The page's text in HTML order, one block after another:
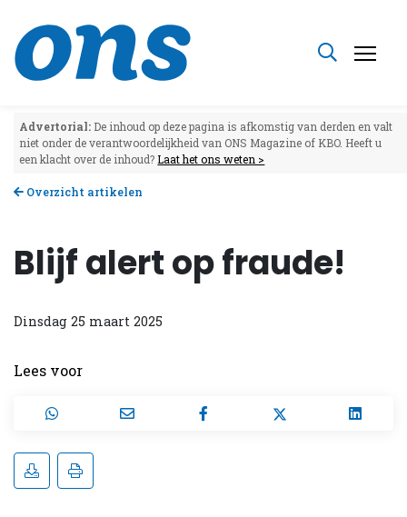
Advertorial: De inhoud op deze pagina is afkomstig van derden en valt
niet onder de verantwoordelijkheid van ONS Magazine of KBO. Heeft u
een klacht over de inhoud?Laat het ons weten >
Overzicht artikelen
Blijf alert op fraude!
Dinsdag 25 maart 2025
Lees voor